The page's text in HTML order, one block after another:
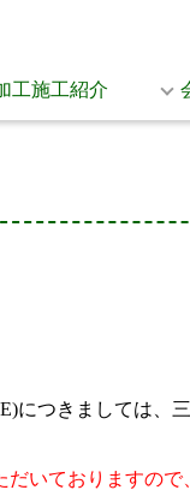
工施工紹介
つきましては、
いておりますので